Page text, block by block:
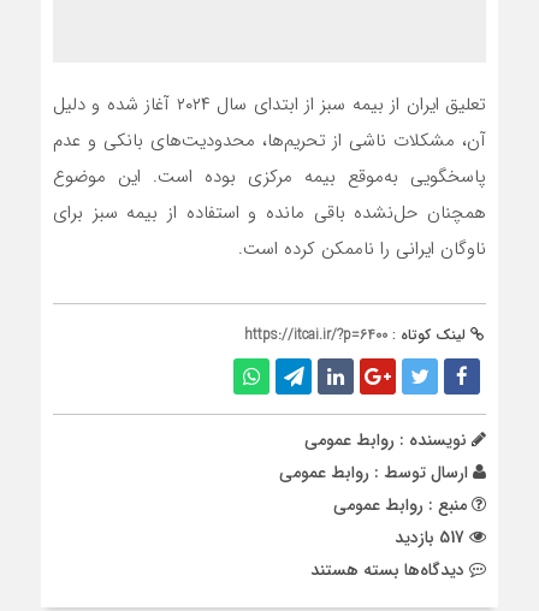
تعلیق ایران از بیمه سبز از ابتدای سال ۲۰۲۴ آغاز شده و دلیل
آن، مشکلات ناشی از تحریم‌ها، محدودیت‌های بانکی و عدم
پاسخگویی به‌موقع بیمه مرکزی بوده است. این موضوع
همچنان حل‌نشده باقی مانده و استفاده از بیمه سبز برای
ناوگان ایرانی را ناممکن کرده است.
لینک کوتاه : https://itcai.ir/?p=6400
نویسنده : روابط عمومی
ارسال توسط : روابط عمومی
منبع : روابط عمومی
دیدگاه‌ها برای
بسته هستند